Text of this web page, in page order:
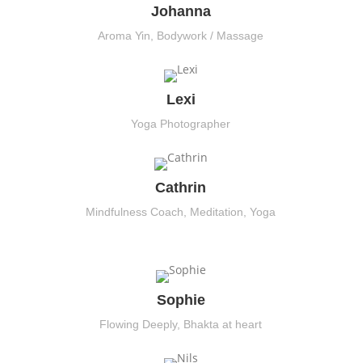
Johanna
Aroma Yin, Bodywork / Massage
Lexi
Yoga Photographer
Cathrin
Mindfulness Coach, Meditation, Yoga
Sophie
Flowing Deeply, Bhakta at heart